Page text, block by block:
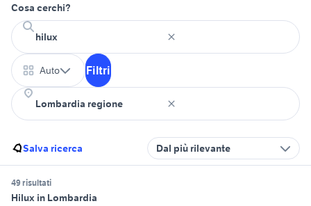
Cosa cerchi?
Auto Filtri
Salva ricerca Dal più rilevante
49 risultati
Hilux in Lombardia